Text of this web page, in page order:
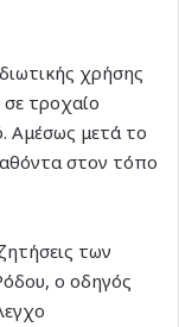
χρήσης
σε τροχαίο
Αμέσως μετά το
στον τόπο
των
ο οδηγός